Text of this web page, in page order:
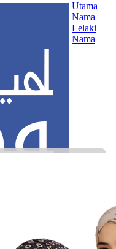
Utama
Nama
Lelaki
Nama
Asma’ul